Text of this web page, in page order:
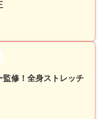
監修！全身ストレッチ